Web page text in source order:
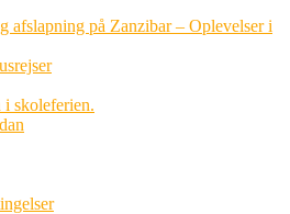
afslapning på Zanzibar – Oplevelser i
skoleferien.